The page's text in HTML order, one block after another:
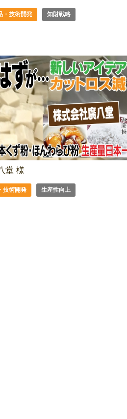
・技術開発 知財戦略
堂 様
技術開発 生産性向上